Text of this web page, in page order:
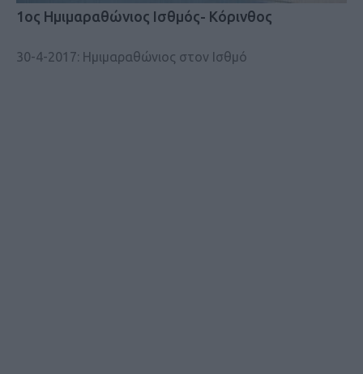
1ος Ημιμαραθώνιος Ισθμός- Κόρινθος
30-4-2017: Ημιμαραθώνιος στον Ισθμό